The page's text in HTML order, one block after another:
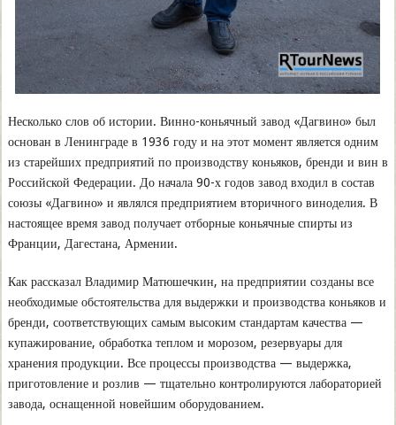
Несколько слов об истории. Винно-коньячный завод «Дагвино» был
основан в Ленинграде в 1936 году и на этот момент является одним
из старейших предприятий по производству коньяков, бренди и вин в
Российской Федерации. До начала 90-х годов завод входил в состав
союзы «Дагвино» и являлся предприятием вторичного виноделия. В
настоящее время завод получает отборные коньячные спирты из
Франции, Дагестана, Армении.
Как рассказал Владимир Матюшечкин, на предприятии созданы все
необходимые обстоятельства для выдержки и производства коньяков и
бренди, соответствующих самым высоким стандартам качества —
купажирование, обработка теплом и морозом, резервуары для
хранения продукции. Все процессы производства — выдержка,
приготовление и розлив — тщательно контролируются лабораторией
завода, оснащенной новейшим оборудованием.